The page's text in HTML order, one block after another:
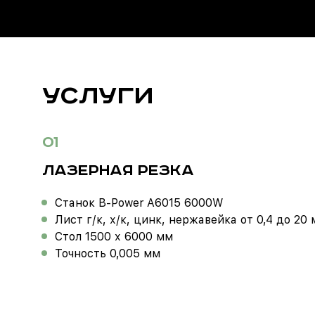
УСЛУГИ
01
ЛАЗЕРНАЯ РЕЗКА
Станок B-Power A6015 6000W
Лист г/к, х/к, цинк, нержавейка от 0,4 до 20
Стол 1500 х 6000 мм
Точность 0,005 мм